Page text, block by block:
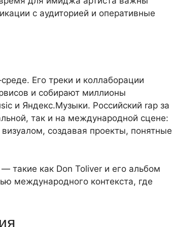
с аудиторией и оперативные
Его треки и коллаборации
и собирают миллионы
и Яндекс.Музыки. Российский rap за
так и на международной сцене:
создавая проекты, понятные
такие как Don Toliver и его альбом
международного контекста, где